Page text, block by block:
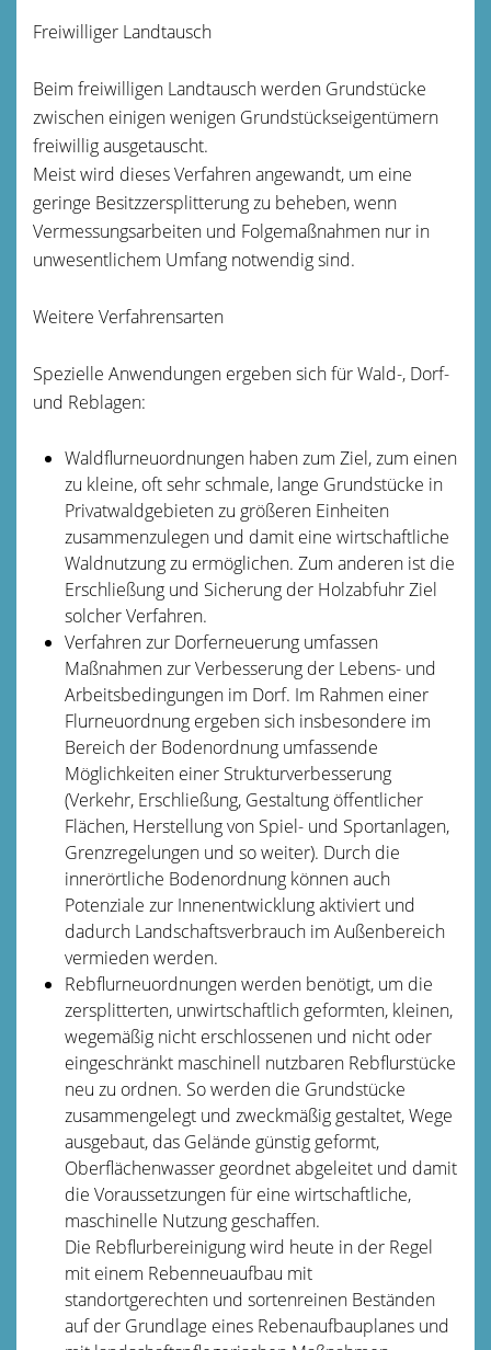
Freiwilliger Landtausch
Beim freiwilligen Landtausch werden Grundstücke
zwischen einigen wenigen Grundstückseigentümern
freiwillig ausgetauscht.
Meist wird dieses Verfahren angewandt, um eine
geringe Besitzzersplitterung zu beheben, wenn
Vermessungsarbeiten und Folgemaßnahmen nur in
unwesentlichem Umfang notwendig sind.
Weitere Verfahrensarten
Spezielle Anwendungen ergeben sich für Wald-, Dorf-
und Reblagen:
Waldflurneuordnungen haben zum Ziel, zum einen
zu kleine, oft sehr schmale, lange Grundstücke in
Privatwaldgebieten zu größeren Einheiten
zusammenzulegen und damit eine wirtschaftliche
Waldnutzung zu ermöglichen. Zum anderen ist die
Erschließung und Sicherung der Holzabfuhr Ziel
solcher Verfahren.
Verfahren zur Dorferneuerung umfassen
Maßnahmen zur Verbesserung der Lebens- und
Arbeitsbedingungen im Dorf. Im Rahmen einer
Flurneuordnung ergeben sich insbesondere im
Bereich der Bodenordnung umfassende
Möglichkeiten einer Strukturverbesserung
(Verkehr, Erschließung, Gestaltung öffentlicher
Flächen, Herstellung von Spiel- und Sportanlagen,
Grenzregelungen und so weiter). Durch die
innerörtliche Bodenordnung können auch
Potenziale zur Innenentwicklung aktiviert und
dadurch Landschaftsverbrauch im Außenbereich
vermieden werden.
Rebflurneuordnungen werden benötigt, um die
zersplitterten, unwirtschaftlich geformten, kleinen,
wegemäßig nicht erschlossenen und nicht oder
eingeschränkt maschinell nutzbaren Rebflurstücke
neu zu ordnen. So werden die Grundstücke
zusammengelegt und zweckmäßig gestaltet, Wege
ausgebaut, das Gelände günstig geformt,
Oberflächenwasser geordnet abgeleitet und damit
die Voraussetzungen für eine wirtschaftliche,
maschinelle Nutzung geschaffen.
Die Rebflurbereinigung wird heute in der Regel
mit einem Rebenneuaufbau mit
standortgerechten und sortenreinen Beständen
auf der Grundlage eines Rebenaufbauplanes und